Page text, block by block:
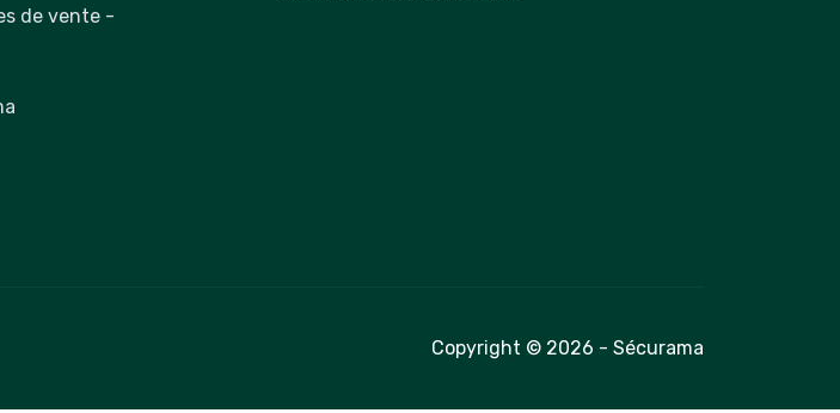
de vente -
Copyright © 2026 - Sécurama
en garantissant la conformité avec les réglementations. Personnalisez vos